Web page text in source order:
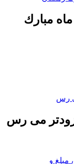
ماه مبارك
می رس